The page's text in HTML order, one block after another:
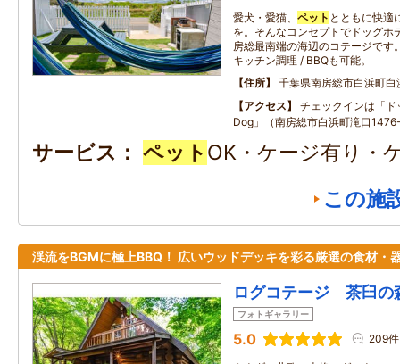
愛犬・愛猫、 ペット とともに快適
を。そんなコンセプトでドッグホ
房総最南端の海辺のコテージです
キッチン調理 / BBQも可能。
住所
千葉県南房総市白浜町白
アクセス
チェックインは「
Dog」（南房総市白浜町滝口
サービス ペット OK・ケージ有り・
この施
渓流をBGMに極上BBQ！ 広いウッドデッキを彩る厳選の食材・
ログコテージ 茶臼の
フォトギャラリー
5.0 209件